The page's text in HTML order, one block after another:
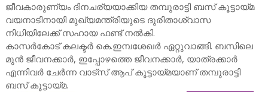
ജീവകാരുണ്യം ദിനചര്യയാക്കിയ തമ്പുരാട്ടി ബസ് കൂട്ടായ്മ
വയനാടിനായി മുഖ്യമന്ത്രിയുടെ ദുരിതാശ്വാസ
നിധിയിലേക്ക് സഹായ ഫണ്ട് നൽകി.
കാസർകോട് കലക്ടർ കെ.ഇമ്പശേഖർ ഏറ്റുവാങ്ങി. ബസിലെ
മുൻ ജീവനക്കാർ, ഇപ്പോഴത്തെ ജീവനക്കാർ, യാത്രക്കാർ
എന്നിവർ ചേർന്ന വാട്സ് ആപ് കൂട്ടായ്മയാണ് തമ്പുരാട്ടി
ബസ് കൂട്ടായ്മ.